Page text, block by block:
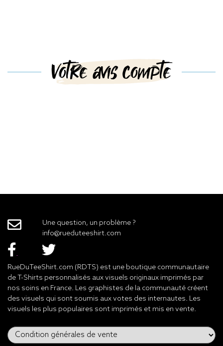
Votre avis compte
Une question, un problème ?
info@rueduteeshirt.com
RueDuTeeShirt.com (RDTS) est une boutique communautaire
de T-Shirts personnalisés aux visuels originaux imprimés par
nos soins en France. Les graphistes de la communauté créent
des visuels qui sont soumis aux votes des internautes. Les
visuels les plus populaires sont imprimés et mis en vente.